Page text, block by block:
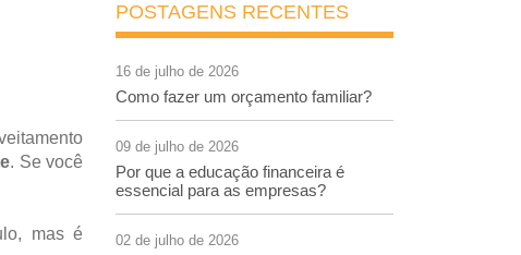
. Se você
mas é
POSTAGENS RECENTES
16 de julho de 2026
Como fazer um orçamento familiar?
09 de julho de 2026
Por que a educação financeira é
essencial para as empresas?
02 de julho de 2026